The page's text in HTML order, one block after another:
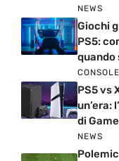
NEWS
Giochi
PS5:
quando
CONSOLE
PS5 vs
un’era:
di
NEWS